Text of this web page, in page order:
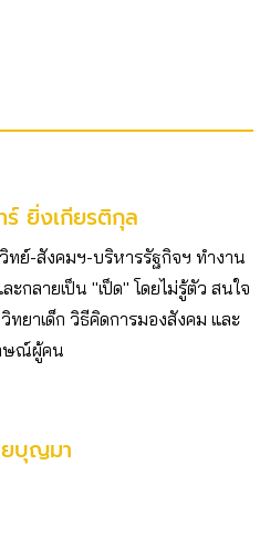
ยิ่งเกียรติกุล
ทย์-สังคมฯ-บริหารรัฐกิจฯ ทำงาน
ะกลายเป็น "เป็ด" โดยไม่รู้ตัว สนใจ
ทยาเด็ก วิธีคิดการมองสังคม และ
ษณ์ผู้คน
บุญมา